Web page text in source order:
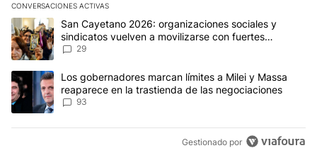
CONVERSACIONES ACTIVAS
Este listado muestra los artículos con más comentarios en los
Un artículo de tendencia con el título "San Cayetano 2026:
San Cayetano 2026: organizaciones sociales y
sindicatos vuelven a movilizarse con fuertes
reclamos al Gobierno
29
Un artículo de tendencia con el título "Los gobernadores
Los gobernadores marcan límites a Milei y Massa
reaparece en la trastienda de las negociaciones
93
Gestionado por